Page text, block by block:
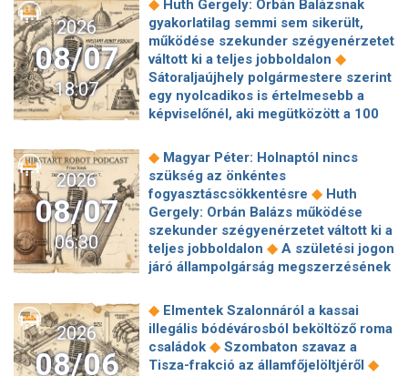
2026
08/07
18:07
◆ Huth Gergely: Orbán Balázsnak
gyakorlatilag semmi sem sikerült,
működése szekunder szégyenérzetet
váltott ki a teljes jobboldalon ◆
Sátoraljaújhely polgármestere szerint
egy nyolcadikos is értelmesebb a
képviselőnél, aki megütközött a 100
hírszerzés szerint Putyin pár éven
belül megtámadhat egy NATO-
tagállamot ◆ Vitézy Dávid
elmagyarázta, miért Mészárosék
cége nyerte a közbeszerzést
sínhegesztésre◆ Nagy cégek
segítségét kéri Szolnok
polgármestere a 400 kirúgott
mozgolódás a Legfőbb Ügyészségen,
többen kerülnek új pozícióba◆Tarr
Zoltán: Zajlik a közmédia átvilágítása
◆Gajdos László szerint butaság,
2026
08/07
06:30
◆ Magyar Péter: Holnaptól nincs
szükség az önkéntes
fogyasztáscsökkentésre ◆ Huth
Gergely: Orbán Balázs működése
szekunder szégyenérzetet váltott ki a
teljes jobboldalon ◆ A születési jogon
járó állampolgárság megszerzésének
Donald Trump
◆ „Kevésen múlt a
katasztrófa” – szintet léphetett az
orosz hibrid hadviselés ◆
Ákos: Vagyonkezelés közérdekből: mi
2026
08/06
◆ Elmentek Szalonnáról a kassai
illegális bódévárosból beköltöző roma
családok ◆ Szombaton szavaz a
Tisza-frakció az államfőjelöltjéről ◆